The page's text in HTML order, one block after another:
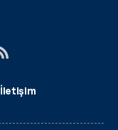
İletişim